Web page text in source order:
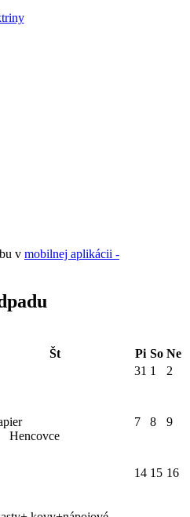
v mobilnej aplikácii -
Št Pi So Ne
31 1 2
Hencovce
7 8 9
14 15 16